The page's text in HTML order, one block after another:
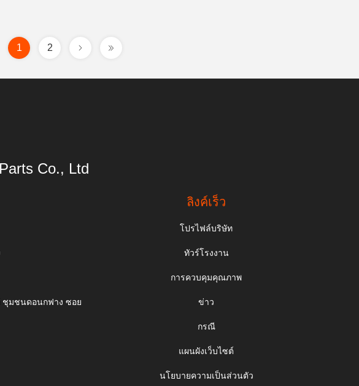
1 2
Co., Ltd
ชุมชนดอนกฟาง ซอย
ลิงค์เร็ว
โปรไฟล์บริษัท
ทัวร์โรงงาน
การควบคุมคุณภาพ
ข่าว
กรณี
แผนผังเว็บไซต์
นโยบายความเป็นส่วนตัว